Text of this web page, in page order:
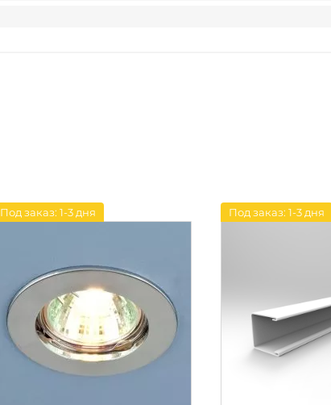
Под заказ: 1-3 дня Под заказ: 1-3 дня